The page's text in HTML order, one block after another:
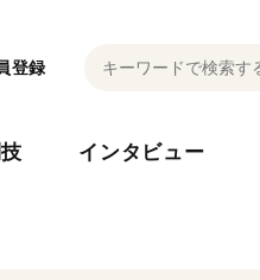
登録
インタビュー